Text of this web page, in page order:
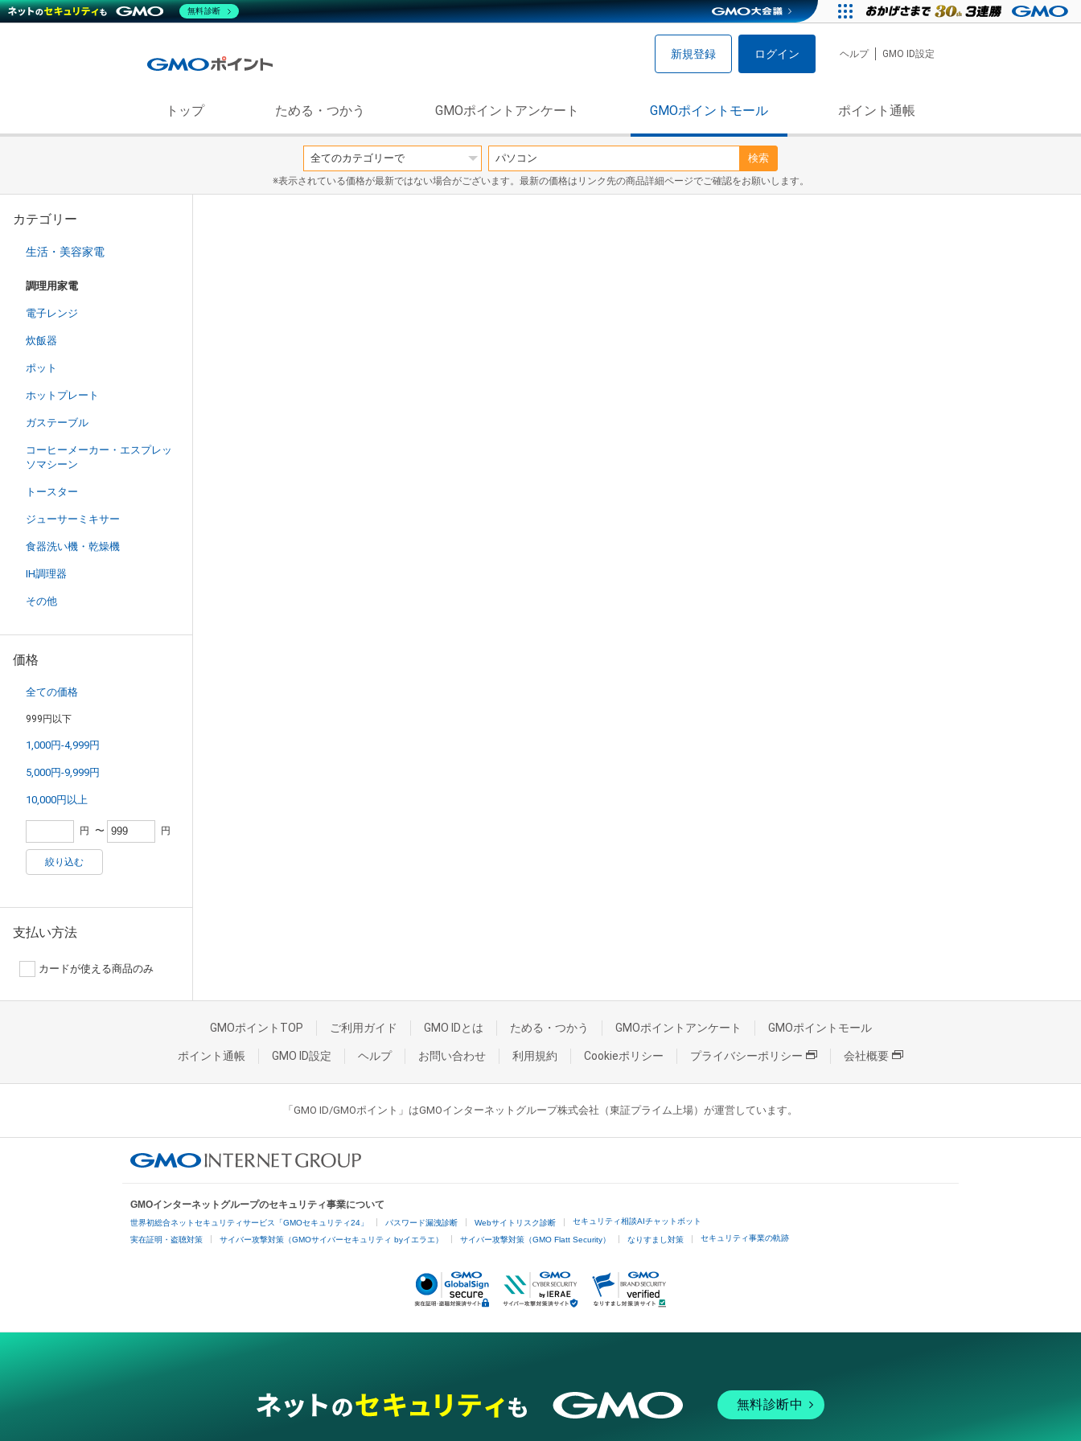
新規登録 ログイン ヘルプ GMO ID設定
トップ ためる・つかう GMOポイントアンケート GMOポイントモール ポイント通帳
検索
※表示されている価格が最新ではない場合がございます。最新の価格はリンク先の商品詳細ページでご確認をお願いします。
カテゴリー
生活・美容家電
調理用家電
電子レンジ
炊飯器
ポット
ホットプレート
ガステーブル
コーヒーメーカー・エスプレッ
ソマシーン
トースター
ジューサーミキサー
食器洗い機・乾燥機
IH調理器
その他
価格
全ての価格
999円以下
1,000円-4,999円
5,000円-9,999円
10,000円以上
円 〜 円
絞り込む
支払い方法
カードが使える商品のみ
GMOポイントTOP ご利用ガイド GMO IDとは ためる・つかう GMOポイントアンケート GMOポイントモール
ポイント通帳 GMO ID設定 ヘルプ お問い合わせ 利用規約 Cookieポリシー プライバシーポリシー 会社概要
「GMO ID/GMOポイント」はGMOインターネットグループ株式会社（東証プライム上場）が運営しています。
GMOインターネットグループのセキュリティ事業について
世界初総合ネットセキュリティサービス「GMOセキュリティ24」 パスワード漏洩診断 Webサイトリスク診断 セキュリティ相談AIチャットボット
実在証明・盗聴対策 サイバー攻撃対策（GMOサイバーセキュリティ byイエラエ） サイバー攻撃対策（GMO Flatt Security） なりすまし対策 セキュリティ事業の軌跡
無料診断中
無料診断